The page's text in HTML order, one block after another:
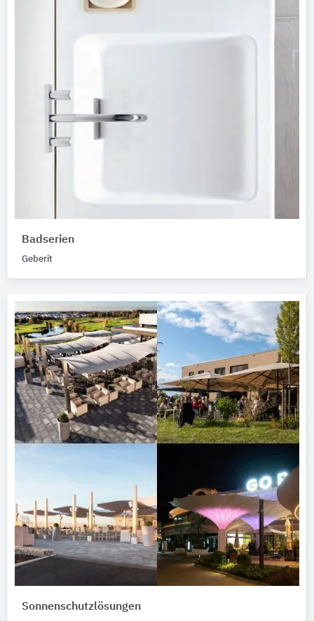
Badserien
Geberit
Sonnenschutzlösungen